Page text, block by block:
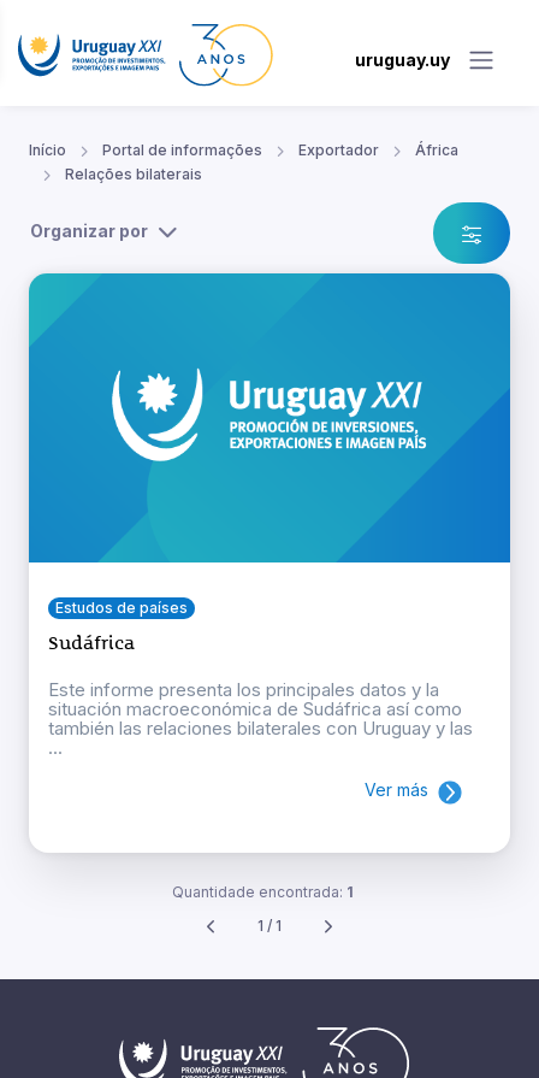
uruguay.uy
Início Portal de informações Exportador
África
Relações bilaterais
Organizar por
Estudos de países
Sudáfrica
Este informe presenta los principales datos y la
situación macroeconómica de Sudáfrica así como
también las relaciones bilaterales con Uruguay y las
...
Ver más
Quantidade encontrada: 1
1 / 1